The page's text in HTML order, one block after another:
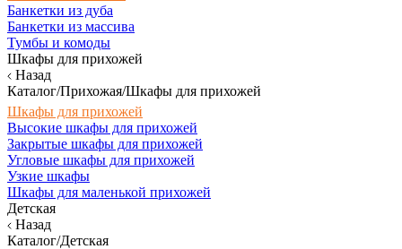
Банкетки из дуба
Банкетки из массива
Тумбы и комоды
Шкафы для прихожей
Назад
Каталог/Прихожая/Шкафы для прихожей
Шкафы для прихожей
Высокие шкафы для прихожей
Закрытые шкафы для прихожей
Угловые шкафы для прихожей
Узкие шкафы
Шкафы для маленькой прихожей
Детская
Назад
Каталог/Детская